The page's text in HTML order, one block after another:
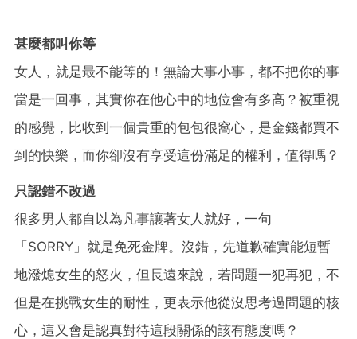
甚麼都叫你等
女人，就是最不能等的！無論大事小事，都不把你的事
當是一回事，其實你在他心中的地位會有多高？被重視
的感覺，比收到一個貴重的包包很窩心，是金錢都買不
到的快樂，而你卻沒有享受這份滿足的權利，值得嗎？
只認錯不改過
很多男人都自以為凡事讓著女人就好，一句
「SORRY」就是免死金牌。沒錯，先道歉確實能短暫
地潑熄女生的怒火，但長遠來說，若問題一犯再犯，不
但是在挑戰女生的耐性，更表示他從沒思考過問題的核
心，這又會是認真對待這段關係的該有態度嗎？